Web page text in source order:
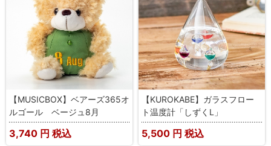
【MUSICBOX】ベアーズ365オ
ルゴール ベージュ8月
3,740 円 税込
【KUROKABE】ガラスフロー
ト温度計「しずくL」
5,500 円 税込